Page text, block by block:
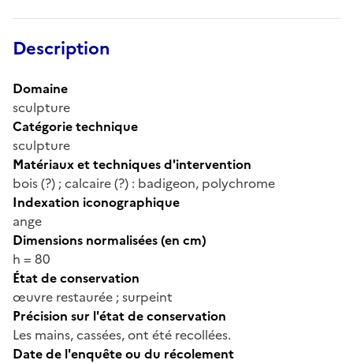
Description
Domaine
sculpture
Catégorie technique
sculpture
Matériaux et techniques d'intervention
bois (?) ; calcaire (?) : badigeon, polychrome
Indexation iconographique
ange
Dimensions normalisées (en cm)
h = 80
État de conservation
œuvre restaurée ; surpeint
Précision sur l'état de conservation
Les mains, cassées, ont été recollées.
Date de l'enquête ou du récolement